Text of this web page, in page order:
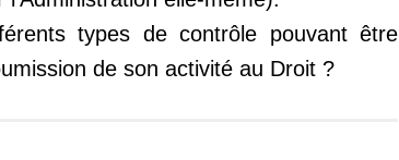
types de contrôle pouvant être
de son activité au Droit ?